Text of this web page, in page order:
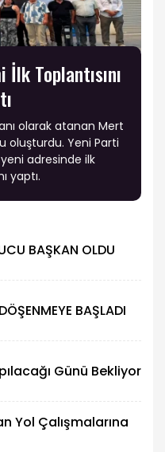
Toplantısını
olarak atanan Mert
oluşturdu. Yeni Parti
adresinde ilk
yaptı.
BAŞKAN OLDU
BAŞLADI
Günü Bekliyor
Yol Çalışmalarına